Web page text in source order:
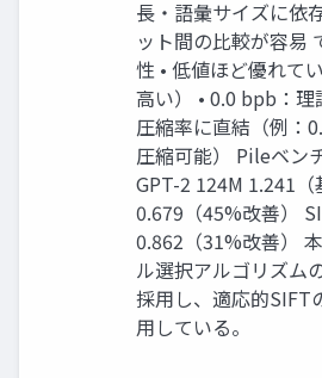
長・語彙サイズに依
ット間の比較が容易
性 • 低値ほど優れて
高い） • 0.0 bpb：理
圧縮率に直結（例：
圧縮可能） Pileベン
GPT-2 124M 1.241
0.679（45%改善）
0.862（31%改善）
ル選択アルゴリズム
採用し、適応的SIFT
用している。